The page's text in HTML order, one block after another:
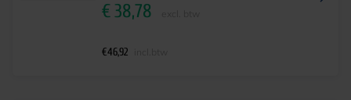
€38,78
€46,92